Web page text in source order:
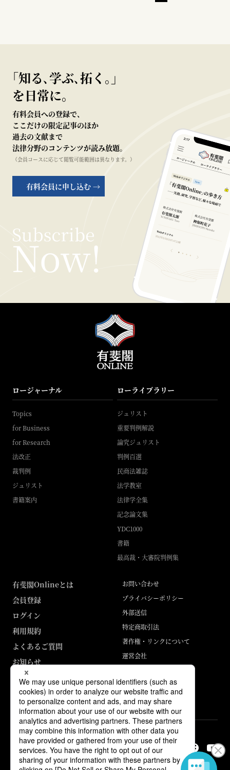
｢知る､学ぶ､拓く｡｣
を日常に。
有料会員への登録で、
ここだけの限定記事のほか
過去の文献まで
法律分野のコンテンツが読み放題。
（会員コースに応じて閲覧可能範囲は異なります。）
有料会員に申し込む →
ロージャーナル
Topics
for Business
for Research
法改正
裁判例
ジュリスト
書籍案内
ローライブラリー
ジュリスト
重要判例解説
論究ジュリスト
判例百選
民商法雑誌
法学教室
法律学全集
記念論文集
YDC1000
書籍
最高裁・大審院判例集
有斐閣Onlineとは
会員登録
ログイン
利用規約
よくあるご質問
お知らせ
お問い合わせ
プライバシーポリシー
外部送信
特定商取引法
著作権・リンクについて
運営会社